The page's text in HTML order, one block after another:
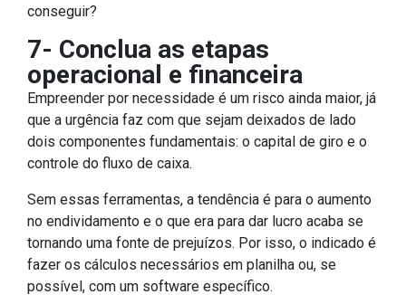
conseguir?
7- Conclua as etapas
operacional e financeira
Empreender por necessidade é um risco ainda maior, já
que a urgência faz com que sejam deixados de lado
dois componentes fundamentais: o capital de giro e o
controle do fluxo de caixa.
Sem essas ferramentas, a tendência é para o aumento
no endividamento e o que era para dar lucro acaba se
tornando uma fonte de prejuízos. Por isso, o indicado é
fazer os cálculos necessários em planilha ou, se
possível, com um software específico.